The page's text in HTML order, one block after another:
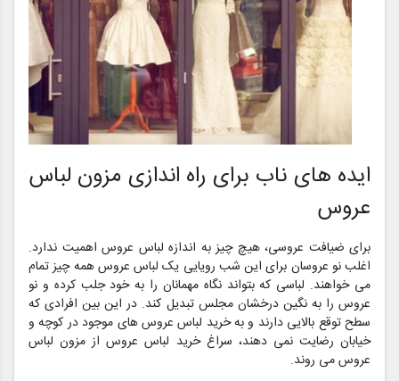
ایده های ناب برای راه اندازی مزون لباس
عروس
برای ضیافت عروسی، هیچ چیز به اندازه لباس عروس اهمیت ندارد.
اغلب نو عروسان برای این شب رویایی یک لباس عروس همه چیز تمام
می خواهند. لباسی که بتواند نگاه مهمانان را به خود جلب کرده و نو
عروس را به نگین درخشان مجلس تبدیل کند. در این بین افرادی که
سطح توقع بالایی دارند و به خرید لباس عروس های موجود در کوچه و
خیابان رضایت نمی دهند، سراغ خرید لباس عروس از مزون لباس
عروس می روند.